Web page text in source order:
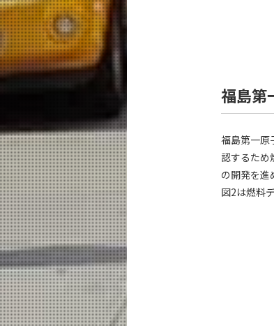
福島第
福島第一原
認するため
の開発を進
図2は燃料